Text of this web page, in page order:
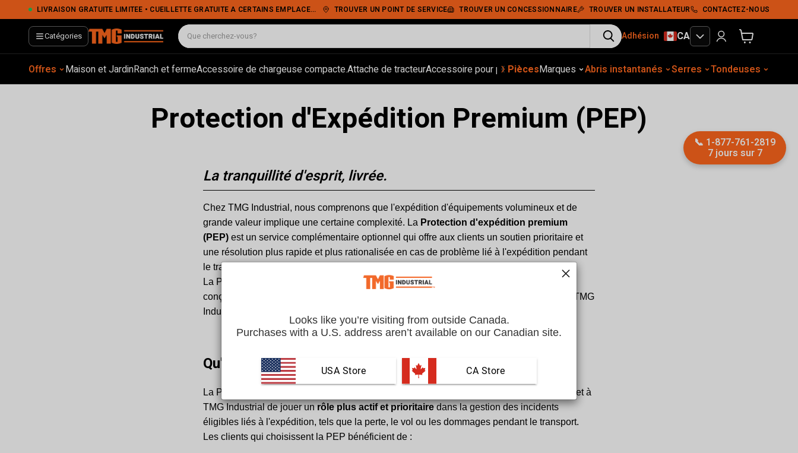
LIVRAISON GRATUITE LIMITÉE • CUEILLETTE GRATUITE À CERTAINS EMPLACEMENTS • PAIEMENT SÉCURISÉ TROUVER UN POINT DE SERVICE TROUVER UN CONCESSIONNAIRE TROUVER UN INSTALLATEUR CONTACTEZ-NOUS
Catégories Adhésion CA Voir le panier
Offres Maison et JardinRanch et fermeAccessoire de chargeuse compacte.Attache de tracteurAccessoire pour pelle.Rangement extérieurConstructionÉquip. auto. Tassement du sol
‹
› PiècesMarques Abris instantanés Serres Tondeuses
Protection d'Expédition Premium (PEP)
La tranquillité d'esprit, livrée.
Chez TMG Industrial, nous comprenons que l'expédition d'équipements volumineux et de
grande valeur implique une certaine complexité. La Protection d'expédition premium
(PEP) est un service complémentaire optionnel qui offre aux clients un soutien prioritaire et
une résolution plus rapide et plus rationalisée en cas de problème lié à l'expédition pendant
le transport.
La Protection d'expédition premium n'estpas un produit d'assurance
conçu pour simplifier et accélérer la gestion des problèmes d'expédition directement par TMG
Industrial.
Qu'est-ce que la Protection d'expédition premium ?
La Protection d'expédition premium (PEP) est un
qui permet à
TMG Industrial de jouer unrôle plus actif et prioritairedans la gestion des incidents
éligibles liés à l'expédition, tels que la perte, le vol ou les dommages pendant le transport.
Les clients qui choisissent la PEP bénéficient de :
📞 1-877-761-2819
7 jours sur 7
Looks like you’re visiting from outside Canada.
Purchases with a U.S. address aren’t available on our Canadian site.
USA Store CA Store